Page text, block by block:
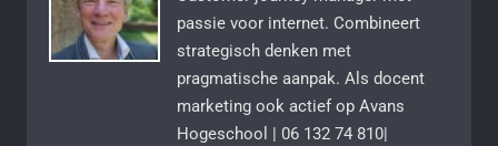
passie voor internet. Combineert
strategisch denken met
pragmatische aanpak. Als docent
marketing ook actief op Avans
Hogeschool | 06 132 74 810|